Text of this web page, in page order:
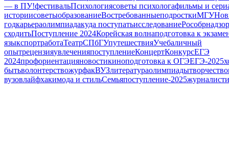
— в ПУ!фестивальПсихологиясоветы психологафильмы и
историисоветыобразованиеВостребованныеподросткиМГУ
годкарьераолимпиадакуда поступатьисследованиеРособрнадзор
сходитьПоступление 2024Корейская волнаподготовка к
языкспортработаТеатрСПбГУпутешествияУчебаличный
опытрецензияувлеченияпоступлениеКонцертКонкурсЕГЭ
2024профориентацияновостикиноподготовка к ОГЭЕГЭ-2025
бытьволонтерствожурфакВУЗлитератураолимпиадытворчество
вузовлайфхакимода и стильСемьяпоступление-2025